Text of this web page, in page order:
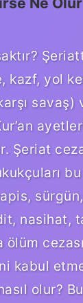
kazf, yol
savaş)
Şeriat
sürgün,
nasihat,
ölüm
kabul
olur?